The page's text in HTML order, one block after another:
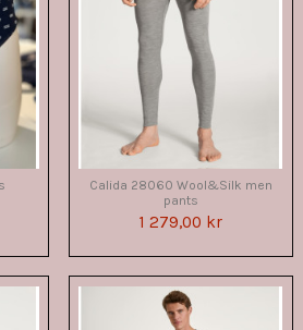
Calida 28060 Wool&Silk men
pants
1 279,00 kr